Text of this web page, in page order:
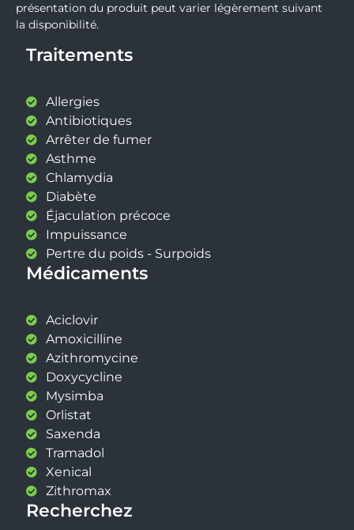
présentation du produit peut varier légèrement suivant
la disponibilité.
Traitements
Allergies
Antibiotiques
Arrêter de fumer
Asthme
Chlamydia
Diabète
Éjaculation précoce
Impuissance
Pertre du poids - Surpoids
Médicaments
Aciclovir
Amoxicilline
Azithromycine
Doxycycline
Mysimba
Orlistat
Saxenda
Tramadol
Xenical
Zithromax
Recherchez